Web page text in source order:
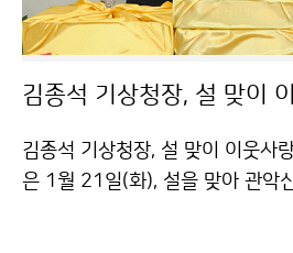
김종석 기상청장, 설 맞이
김종석 기상청장, 설 맞이 이웃사
은 1월 21일(화), 설을 맞아 관악